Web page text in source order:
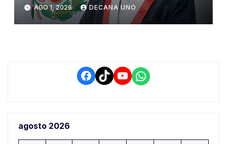
de Ollanta Humala
AGO 1, 2026 DECANA UNO
Facebook
TikTokYouTube
WhatsApp
agosto 2026